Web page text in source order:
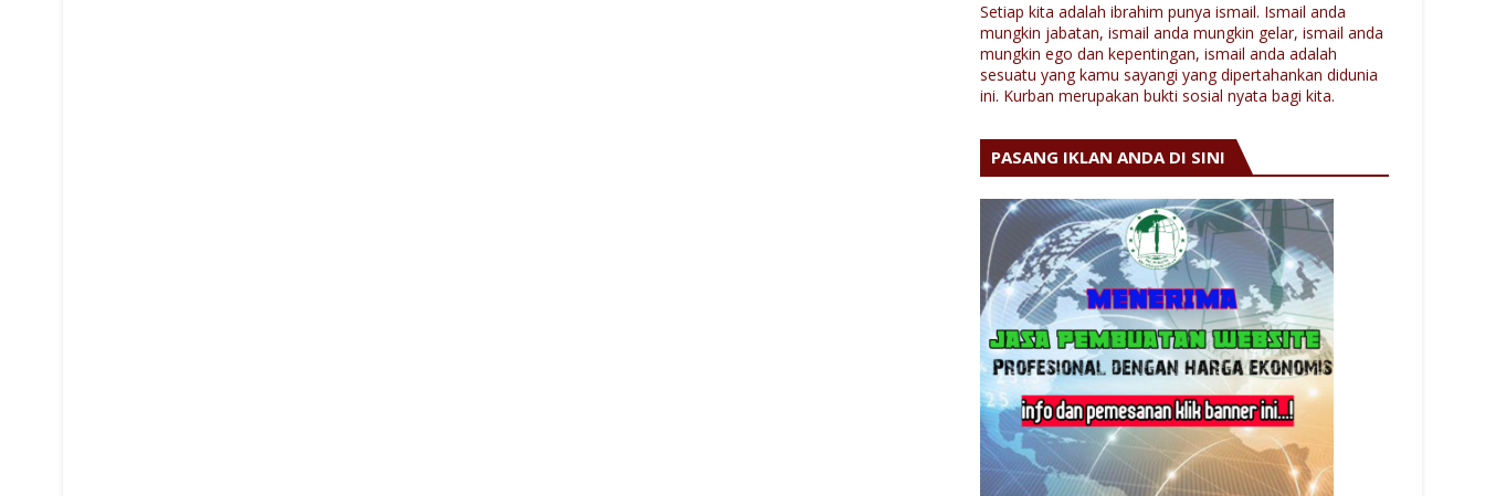
Setiap kita adalah ibrahim punya ismail. Ismail anda
mungkin jabatan, ismail anda mungkin gelar, ismail anda
mungkin ego dan kepentingan, ismail anda adalah
sesuatu yang kamu sayangi yang dipertahankan didunia
ini. Kurban merupakan bukti sosial nyata bagi kita.
PASANG IKLAN ANDA DI SINI